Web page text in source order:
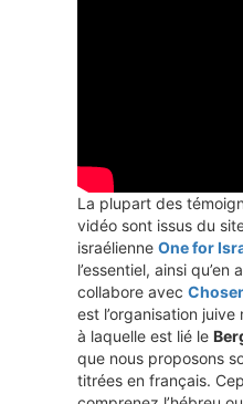
La plupart des
vidéo sont issus du
israélienne One for
l’essentiel, ainsi qu’en
collabore avec
est l’organisation
à laquelle est lié le
que nous proposons
titrées en français.